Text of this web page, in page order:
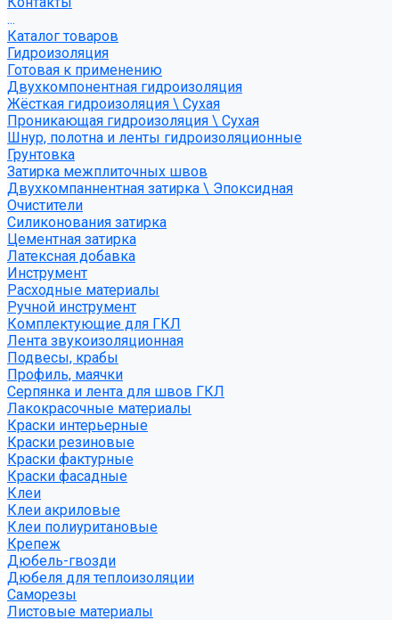
...
Каталог товаров
Гидроизоляция
Готовая к применению
Двухкомпонентная гидроизоляция
Жёсткая гидроизоляция \ Сухая
Проникающая гидроизоляция \ Сухая
Шнур, полотна и ленты гидроизоляционные
Грунтовка
Затирка межплиточных швов
Двухкомпаннентная затирка \ Эпоксидная
Очистители
Силиконования затирка
Цементная затирка
Латексная добавка
Инструмент
Расходные материалы
Ручной инструмент
Комплектующие для ГКЛ
Лента звукоизоляционная
Подвесы, крабы
Профиль, маячки
Серпянка и лента для швов ГКЛ
Лакокрасочные материалы
Краски интерьерные
Краски резиновые
Краски фактурные
Краски фасадные
Клеи
Клеи акриловые
Клеи полиуритановые
Крепеж
Дюбель-гвозди
Дюбеля для теплоизоляции
Саморезы
Листовые материалы